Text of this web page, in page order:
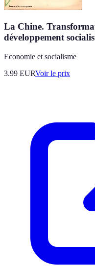
La Chine.
développement
Economie et socialisme
3.99 EURVoir le prix